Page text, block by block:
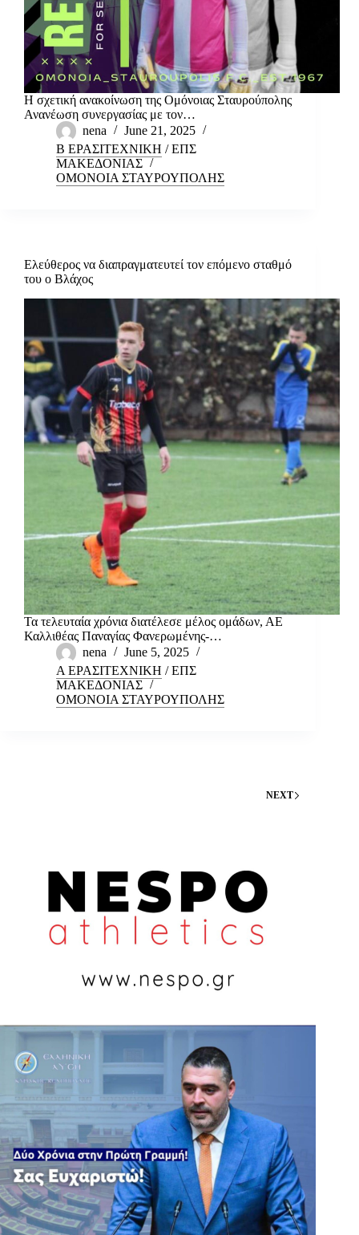
Η σχετική ανακοίνωση της Ομόνοιας Σταυρούπολης
Ανανέωση συνεργασίας με τον…
nena
June 21, 2025
Β ΕΡΑΣΙΤΕΧΝΙΚΗ /ΕΠΣ
ΜΑΚΕΔΟΝΙΑΣ
ΟΜΟΝΟΙΑ ΣΤΑΥΡΟΥΠΟΛΗΣ
Ελεύθερος να διαπραγματευτεί τον επόμενο σταθμό
του ο Βλάχος
Τα τελευταία χρόνια διατέλεσε μέλος ομάδων, ΑΕ
Καλλιθέας Παναγίας Φανερωμένης-…
nena
June 5, 2025
Α ΕΡΑΣΙΤΕΧΝΙΚΗ /ΕΠΣ
ΜΑΚΕΔΟΝΙΑΣ
ΟΜΟΝΟΙΑ ΣΤΑΥΡΟΥΠΟΛΗΣ
NEXT